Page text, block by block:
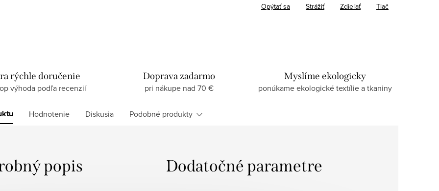
Tlač
Opýtať sa Strážiť Zdieľať
rýchle doručenie
výhoda podľa recenzií
Doprava zadarmo
pri nákupe nad 70 €
Myslíme ekologicky
ponúkame ekologické textílie a tkaniny
Hodnotenie Diskusia Podobné produkty
popis Dodatočné parametre